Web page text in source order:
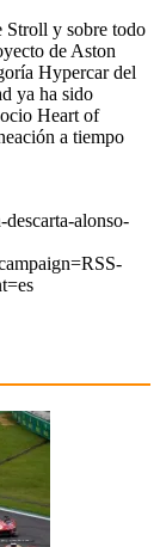
Stroll y sobre todo
de Aston
Hypercar del
ya ha sido
Heart of
a tiempo
alonso-